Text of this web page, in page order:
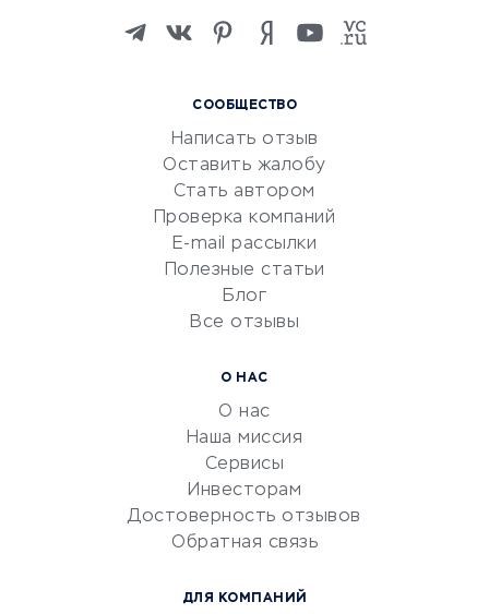
Изучение иностранных
Маркетинг и продажи
Репетиторство
Красота и здоровье
Сервисы по поиску работы
Сетевой маркетинг
УСЛУГИ ДЛЯ БИЗНЕСА
документооборот
Юридические компании
СООБЩЕСТВО
Написать отзыв
Оставить жалобу
Стать автором
Проверка компаний
E-mail рассылки
Полезные статьи
Блог
Все отзывы
О НАС
О нас
Наша миссия
Сервисы
Инвесторам
Достоверность отзывов
Обратная связь
ДЛЯ КОМПАНИЙ